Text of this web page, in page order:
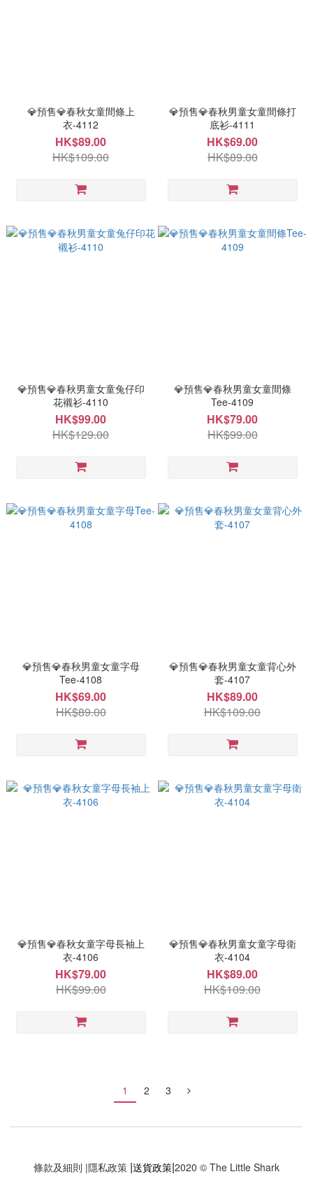
💎預售💎春秋女童間條上
衣-4112
HK$89.00
HK$109.00
💎預售💎春秋男童女童間條打
底衫-4111
HK$69.00
HK$89.00
💎預售💎春秋男童女童兔仔印
花襯衫-4110
HK$99.00
HK$129.00
💎預售💎春秋男童女童間條
Tee-4109
HK$79.00
HK$99.00
💎預售💎春秋男童女童字母
Tee-4108
HK$69.00
HK$89.00
💎預售💎春秋男童女童背心外
套-4107
HK$89.00
HK$109.00
💎預售💎春秋女童字母長袖上
衣-4106
HK$79.00
HK$99.00
💎預售💎春秋男童女童字母衛
衣-4104
HK$89.00
HK$109.00
1 2 3
條款及細則 |隱私政策 |送貨政策|2020 © The Little Shark